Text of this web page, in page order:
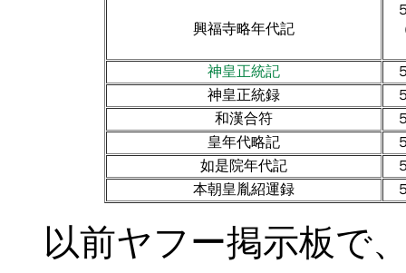
興福寺略年代記
神皇正統記
神皇正統録
和漢合符
皇年代略記
如是院年代記
本朝皇胤紹運録
以前ヤフー掲示板で